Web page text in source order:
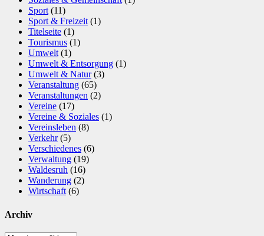
Sport(11)
Sport & Freizeit(1)
Titelseite (1)
Tourismus (1)
Umwelt(1)
Umwelt & Entsorgung (1)
Umwelt & Natur(3)
Veranstaltung (65)
Veranstaltungen (2)
Vereine (17)
Vereine & Soziales (1)
Vereinsleben (8)
Verkehr(5)
Verschiedenes (6)
Verwaltung (19)
Waldesruh (16)
Wanderung (2)
Wirtschaft(6)
Archiv